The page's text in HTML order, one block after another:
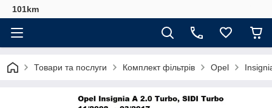
101km
Товари та послуги Комплект фільтрів Opel